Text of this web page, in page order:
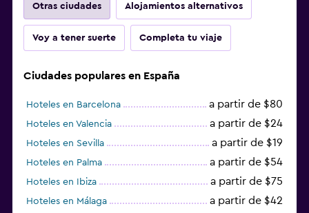
Otras ciudades Alojamientos alternativos
Voy a tener suerte Completa tu viaje
Ciudades populares en España
Hoteles en Barcelona a partir de $80
Hoteles en Valencia a partir de $24
Hoteles en Sevilla a partir de $19
Hoteles en Palma a partir de $54
Hoteles en Ibiza a partir de $75
Hoteles en Málaga a partir de $42